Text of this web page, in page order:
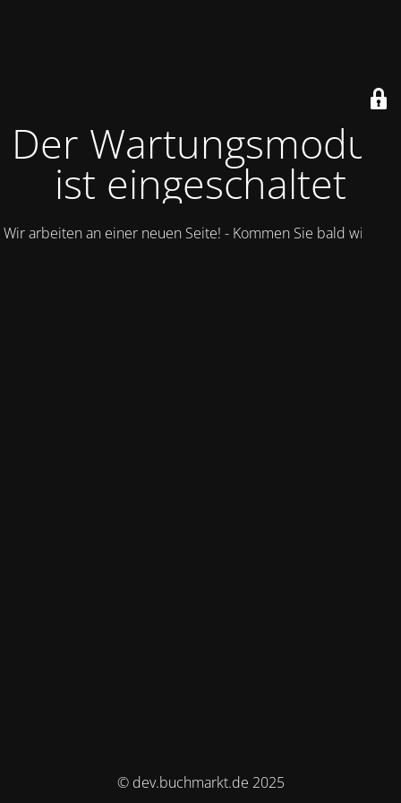
Der Wartungsmodus
ist eingeschaltet
Wir arbeiten an einer neuen Seite! - Kommen Sie bald wieder.
© dev.buchmarkt.de 2025